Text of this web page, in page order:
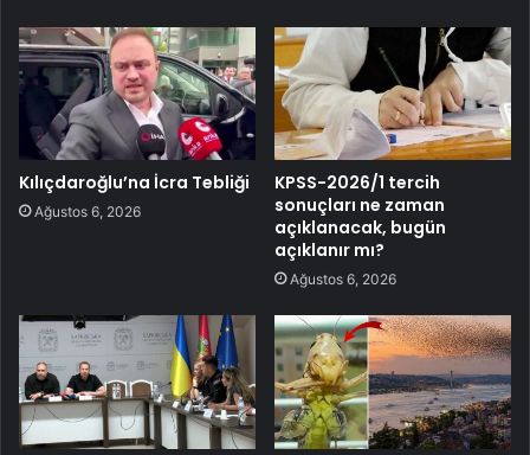
Kılıçdaroğlu’na İcra Tebliği
Ağustos 6, 2026
KPSS-2026/1 tercih
sonuçları ne zaman
açıklanacak, bugün
açıklanır mı?
Ağustos 6, 2026